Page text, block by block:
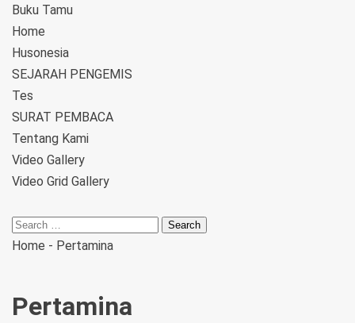
Buku Tamu
Home
Husonesia
SEJARAH PENGEMIS
Tes
SURAT PEMBACA
Tentang Kami
Video Gallery
Video Grid Gallery
Home - Pertamina
Pertamina